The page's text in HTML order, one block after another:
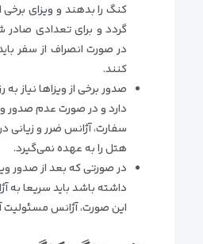
کنگ را بدهند و ویزای برخی
گردد و برای تعدادی صادر
در صورت انصراف از سفر
کنند.
صدور برخی از ویزاها نیاز
دارد و در صورت عدم صدور
سفارت، آژانس ضرر و زیانی
هتل را به عهده نمی‌گیرد.
در صورتی که بعد از صدور
داشته باشد باید سریعا به
این صورت، آژانس مسئولیت